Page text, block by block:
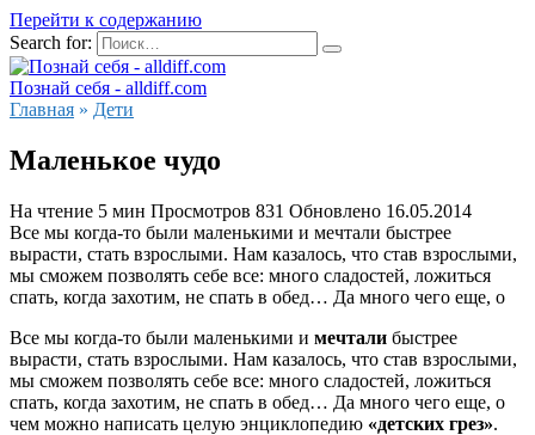
Перейти к содержанию
Search for:
Познай себя - alldiff.com
Главная » Дети
Маленькое чудо
На чтение 5 мин Просмотров 831 Обновлено 16.05.2014
Все мы когда-то были маленькими и мечтали быстрее
вырасти, стать взрослыми. Нам казалось, что став взрослыми,
мы сможем позволять себе все: много сладостей, ложиться
спать, когда захотим, не спать в обед… Да много чего еще, о
Все мы когда-то были маленькими и мечтали быстрее
вырасти, стать взрослыми. Нам казалось, что став взрослыми,
мы сможем позволять себе все: много сладостей, ложиться
спать, когда захотим, не спать в обед… Да много чего еще, о
чем можно написать целую энциклопедию «детских грез».